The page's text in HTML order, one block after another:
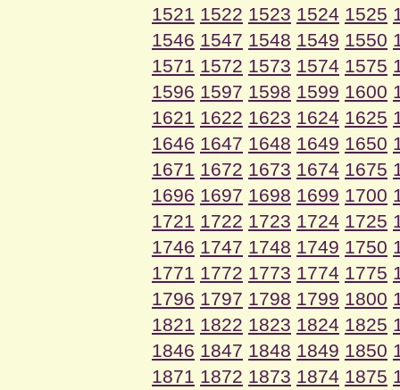
1521 1522 1523 1524 1525
1546 1547 1548 1549 1550
1571 1572 1573 1574 1575
1596 1597 1598 1599 1600
1621 1622 1623 1624 1625
1646 1647 1648 1649 1650
1671 1672 1673 1674 1675
1696 1697 1698 1699 1700
1721 1722 1723 1724 1725
1746 1747 1748 1749 1750
1771 1772 1773 1774 1775
1796 1797 1798 1799 1800
1821 1822 1823 1824 1825
1846 1847 1848 1849 1850
1871 1872 1873 1874 1875